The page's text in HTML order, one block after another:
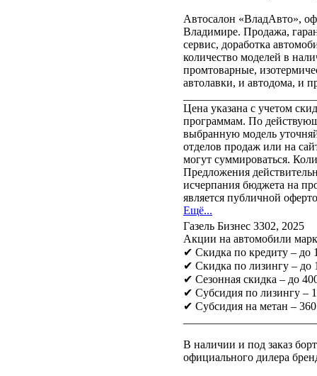
Автосалон «ВладАвто»,
Владимире. Продажа,
сервис, доработка
количество моделей в
промтоварные,
автолавки, и автодома, и
Цена указана с учетом
программам. По
выбранную модель
отделов продаж или на
могут суммироваться.
Предложения
исчерпания бюджета на
является публичной
Ещё...
Газель Бизнес 3302, 2025
Акции на автомобили
✔ Скидка по кредиту – до
✔ Скидка по лизингу – до
✔ Сезонная скидка – до
✔ Субсидия по лизингу –
✔ Субсидия на метан –
В наличии и под заказ
официального дилера